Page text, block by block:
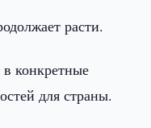
расти.
конкретные
для страны.